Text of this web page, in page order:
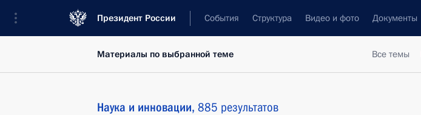
Президент России События Структура Видео и фото Документы
Все темы
Материалы по выбранной теме
Наука и инновации, 885 результатов